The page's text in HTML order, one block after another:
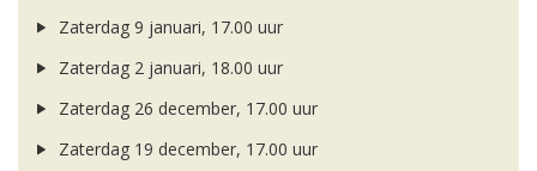
Zaterdag 9 januari, 17.00 uur
Zaterdag 2 januari, 18.00 uur
Zaterdag 26 december, 17.00 uur
Zaterdag 19 december, 17.00 uur